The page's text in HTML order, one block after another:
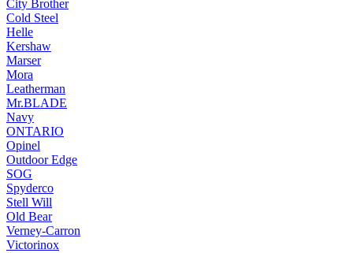
City Brother
Cold Steel
Helle
Kershaw
Marser
Mora
Leatherman
Mr.BLADE
Navy
ONTARIO
Opinel
Outdoor Edge
SOG
Spyderco
Stell Will
Old Bear
Verney-Carron
Victorinox